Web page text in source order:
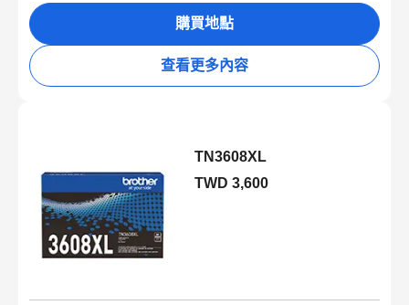
購買地點
查看更多內容
TN3608XL
TWD 3,600